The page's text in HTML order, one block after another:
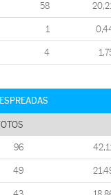
58
1
4
96
49